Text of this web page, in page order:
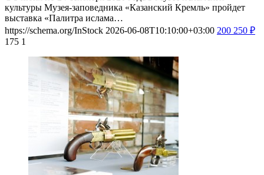
культуры Музея-заповедника «Казанский Кремль» пройдет
выставка «Палитра ислама…
https://schema.org/InStock 2026-06-08T10:10:00+03:00 200 250 ₽
175 1